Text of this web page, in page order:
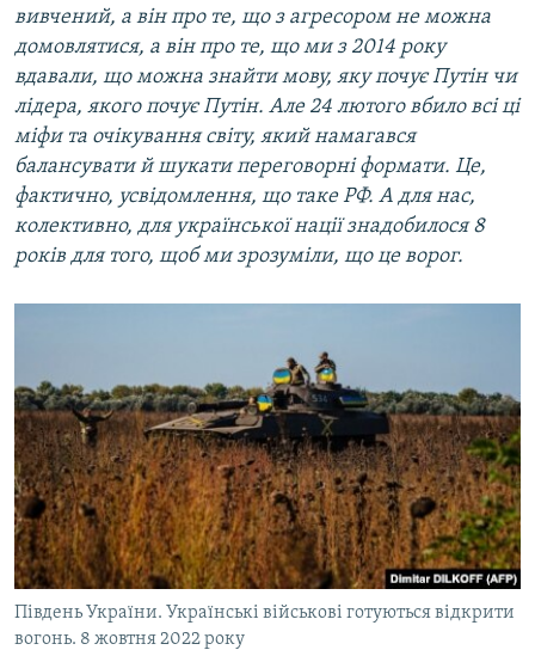
вивчений, а він про те, що з агресором не можна
домовлятися, а він про те, що ми з 2014 року
вдавали, що можна знайти мову, яку почує Путін чи
лідера, якого почує Путін. Але 24 лютого вбило всі ці
міфи та очікування світу, який намагався
балансувати й шукати переговорні формати. Це,
фактично, усвідомлення, що таке РФ. А для нас,
колективно, для української нації знадобилося 8
років для того, щоб ми зрозуміли, що це ворог.
Південь України. Українські військові готуються відкрити
вогонь. 8 жовтня 2022 року